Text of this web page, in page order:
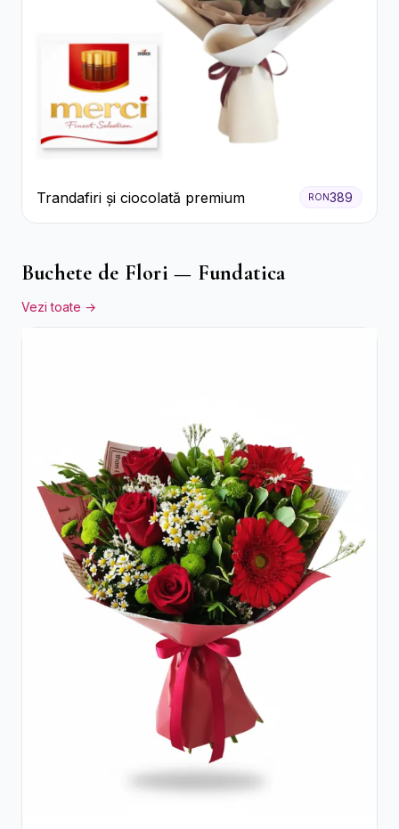
Trandafiri și ciocolată premium RON389
Buchete de Flori — Fundatica
Vezi toate →